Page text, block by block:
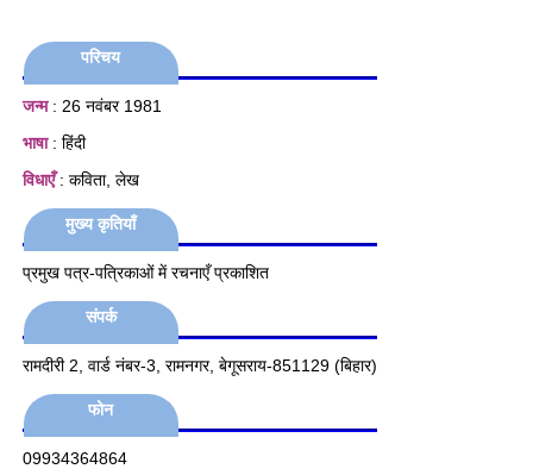
परिचय
जन्म: 26 नवंबर 1981
भाषा: हिंदी
विधाएँ: कविता, लेख
मुख्य कृतियाँ
प्रमुख पत्र-पत्रिकाओं में रचनाएँ प्रकाशित
संपर्क
रामदीरी 2, वार्ड नंबर-3, रामनगर, बेगूसराय-851129 (बिहार)
फोन
09934364864